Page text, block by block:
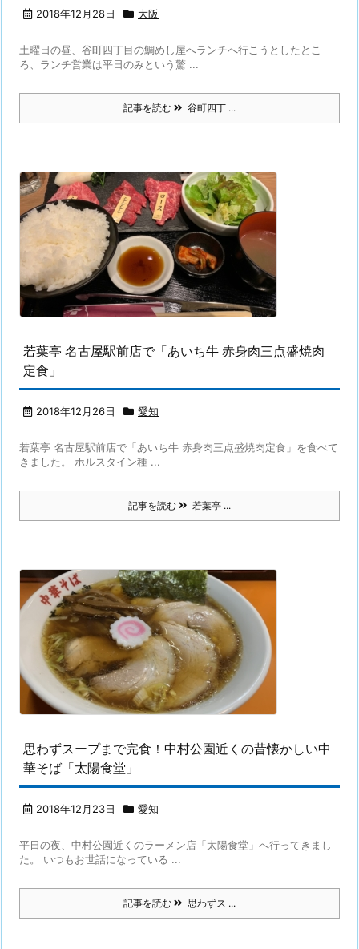
2018年12月28日 大阪
土曜日の昼、谷町四丁目の鯛めし屋へランチへ行こうとしたとこ
ろ、ランチ営業は平日のみという驚 ...
記事を読む 谷町四丁 ...
若葉亭 名古屋駅前店で「あいち牛 赤身肉三点盛焼肉
定食」
2018年12月26日 愛知
若葉亭 名古屋駅前店で「あいち牛 赤身肉三点盛焼肉定食」を食べて
きました。 ホルスタイン種 ...
記事を読む 若葉亭 ...
思わずスープまで完食！中村公園近くの昔懐かしい中
華そば「太陽食堂」
2018年12月23日 愛知
平日の夜、中村公園近くのラーメン店「太陽食堂」へ行ってきまし
た。 いつもお世話になっている ...
記事を読む 思わずス ...